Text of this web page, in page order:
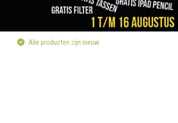
Alle producten zijn nieuw